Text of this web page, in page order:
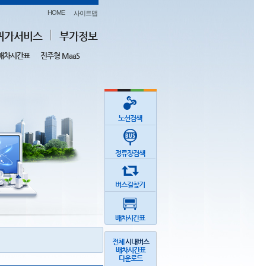
HOME 사이트맵
가서비스 부가정보
차시간표 진주형 MaaS
노선검색
정류장검색
버스길찾기
배차시간표
전체 시내버스
배차시간표
다운로드